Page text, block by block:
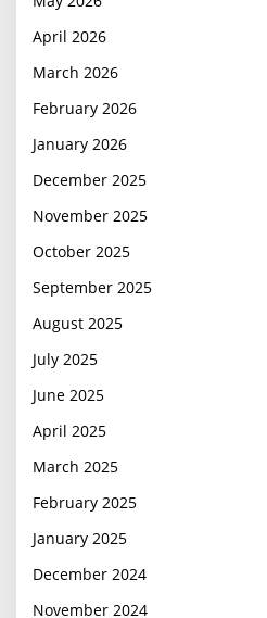
April 2026
March 2026
February 2026
January 2026
December 2025
November 2025
October 2025
September 2025
August 2025
July 2025
June 2025
April 2025
March 2025
February 2025
January 2025
December 2024
November 2024